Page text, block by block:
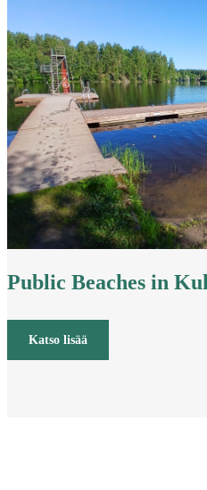
Public Beaches in
Katso lisää